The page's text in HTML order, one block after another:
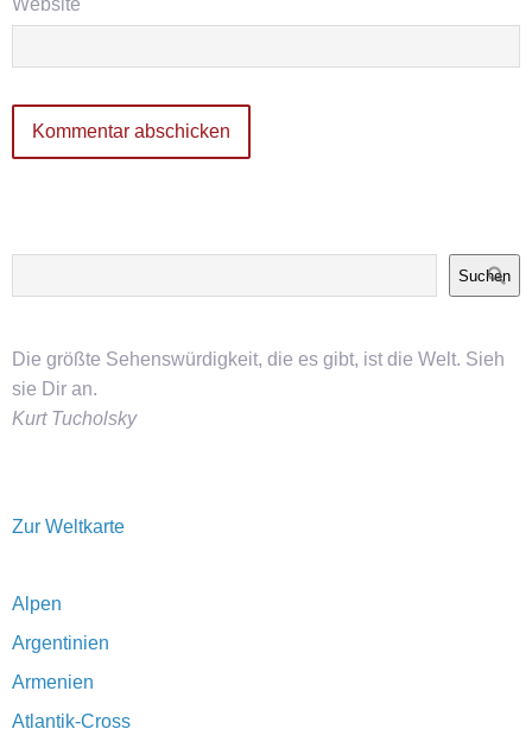
Website
Suchen
Die größte Sehenswürdigkeit, die es gibt, ist die Welt. Sieh
sie Dir an.
Kurt Tucholsky
Zur Weltkarte
Alpen
Argentinien
Armenien
Atlantik-Cross